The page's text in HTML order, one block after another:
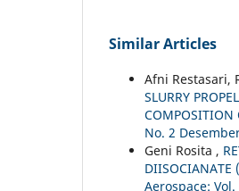
Similar Articles
Afni Restasari,
SLURRY
COMPOSITION
No. 2
Geni Rosita ,
DIISOCIANATE
Aerospace: